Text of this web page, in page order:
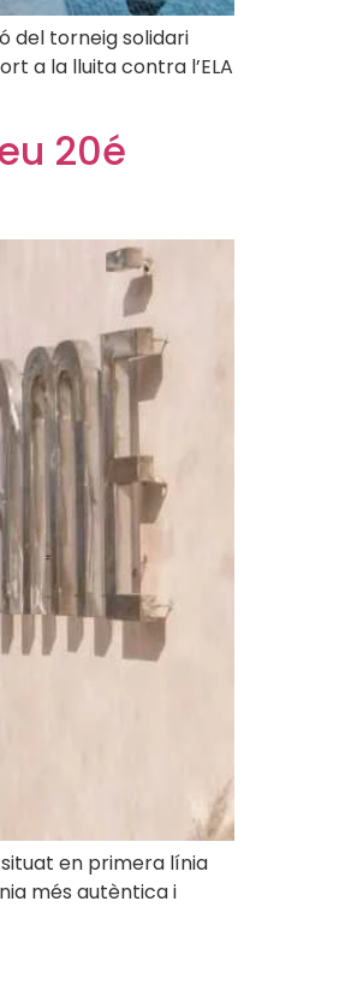
del torneig solidari
a la lluita contra l’ELA
20é
en primera línia
més autèntica i